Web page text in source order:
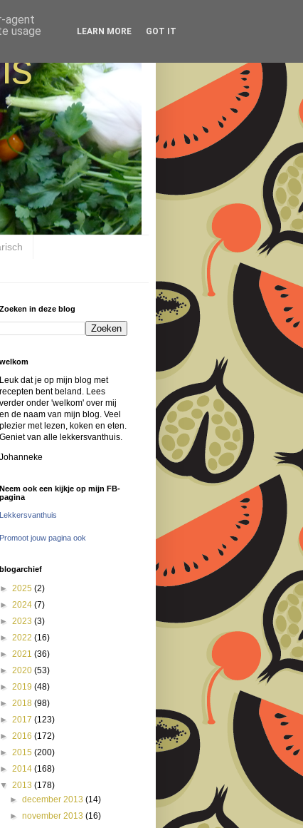
Zoeken in deze blog
welkom
Leuk dat je op mijn blog met
recepten bent beland. Lees
verder onder 'welkom' over mij
en de naam van mijn blog. Veel
plezier met lezen, koken en eten.
Geniet van alle lekkersvanthuis.
Johanneke
Neem ook een kijkje op mijn FB-
pagina
Lekkersvanthuis
Promoot jouw pagina ook
blogarchief
► 2025 (2)
► 2024 (7)
► 2023 (3)
► 2022 (16)
► 2021 (36)
► 2020 (53)
► 2019 (48)
► 2018 (98)
► 2017 (123)
► 2016 (172)
► 2015 (200)
► 2014 (168)
▼ 2013 (178)
►december 2013(14)
►november 2013(16)
agent
usage
LEARN MORE GOT IT